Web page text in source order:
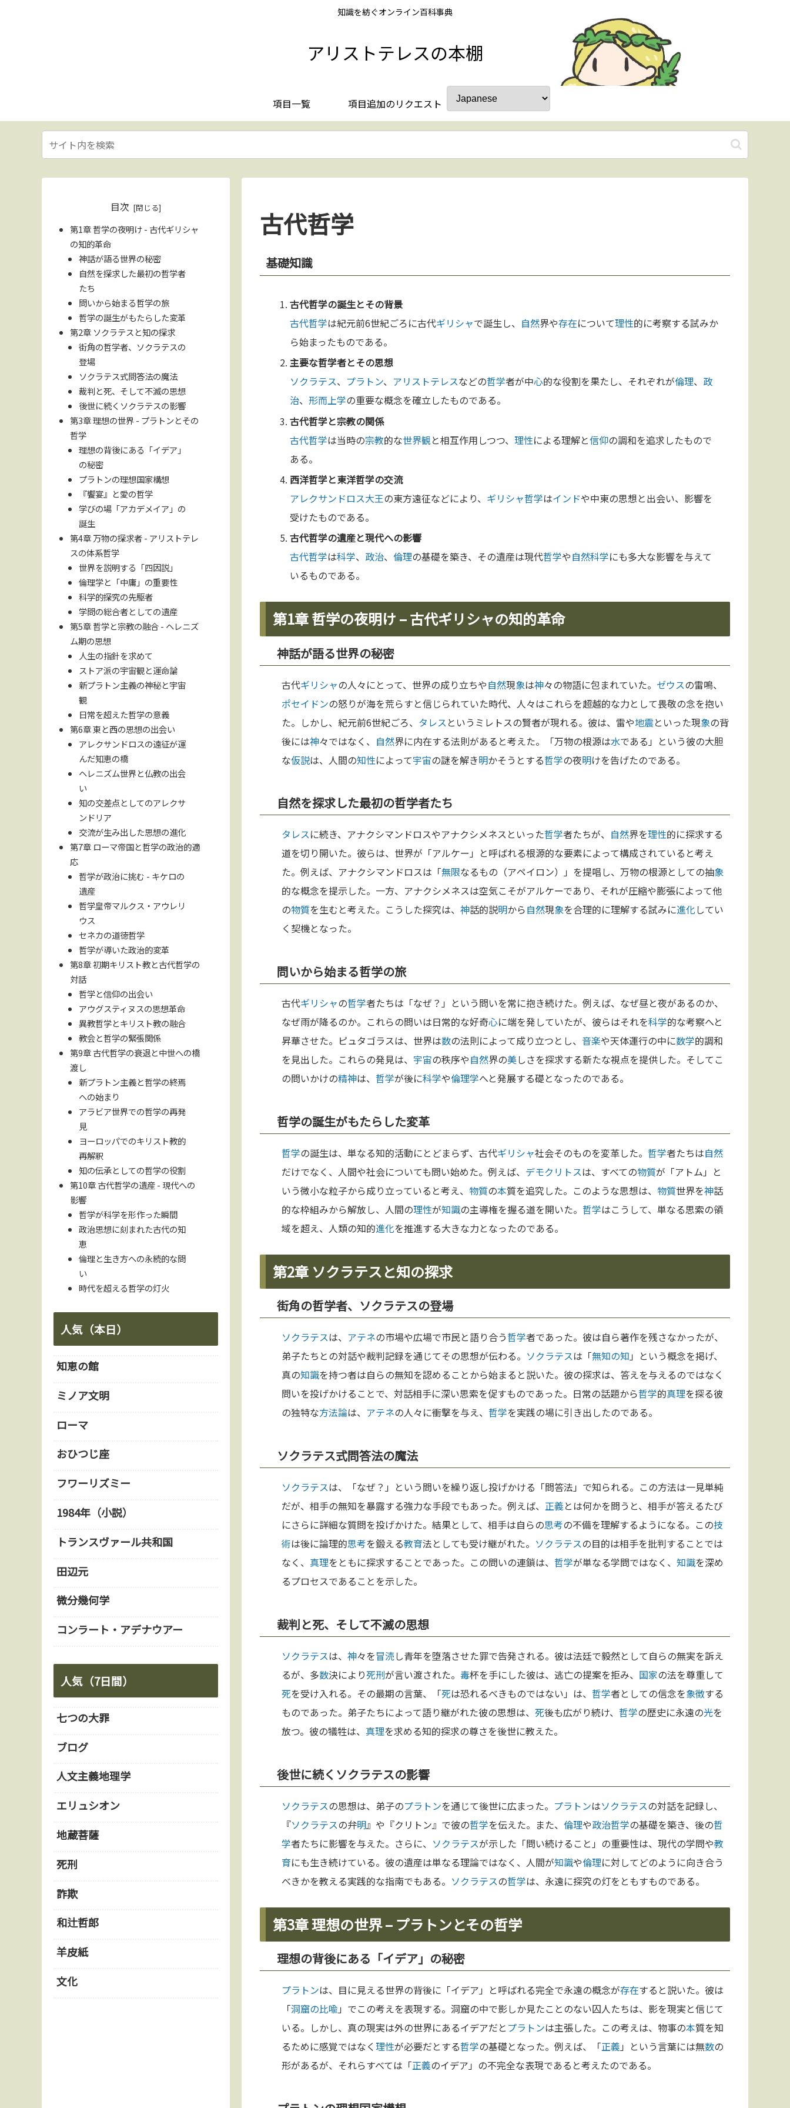
知識を紡ぐオンライン百科事典
アリストテレスの本棚
項目一覧 項目追加のリクエスト
古代哲学
基礎知識
古代哲学の誕生とその背景
古代哲学は紀元前6世紀ごろに古代ギリシャで誕生し、 自然界や存在について理性的に考察する試みか
ら始まったものである。
主要な哲学者とその思想
ソクラテス、 プラトン、 アリストテレスなどの哲学者が中心的な役割を果たし、それぞれが倫理、 政
治、形而上学の重要な概念を確立したものである。
古代哲学と宗教の関係
古代哲学は当時の宗教的な世界観と相互作用しつつ、理性による理解と信仰の調和を追求したもので
ある。
西洋哲学と東洋哲学の交流
アレクサンドロス大王の東方遠征などにより、 ギリシャ哲学はインドや中東の思想と出会い、影響を
受けたものである。
古代哲学の遺産と現代への影響
古代哲学は科学、 政治、倫理の基礎を築き、その遺産は現代哲学や自然科学にも多大な影響を与えて
いるものである。
第1章 哲学の夜明け – 古代ギリシャの知的革命
神話が語る世界の秘密
古代ギリシャの人々にとって、世界の成り立ちや自然現象は神々の物語に包まれていた。 ゼウスの雷鳴、
ポセイドンの怒りが海を荒らすと信じられていた時代、人々はこれらを超越的な力として畏敬の念を抱い
た。しかし、紀元前6世紀ごろ、 タレス というミレトスの賢者が現れる。彼は、雷や地震といった現象の背
後には神々ではなく、 自然界に内在する法則があると考えた。「万物の根源は水である」という彼の大胆
な仮説は、人間の知性によって宇宙の謎を解き明かそうとする哲学の夜明けを告げたのである。
自然を探求した最初の哲学者たち
タレスに続き、アナクシマンドロスやアナクシメネスといった哲学者たちが、 自然界を理性的に探求する
道を切り開いた。彼らは、世界が「アルケー」と呼ばれる根源的な要素によって構成されていると考え
た。例えば、アナクシマンドロスは「無限なるもの（アペイロン）」を提唱し、万物の根源としての抽象
的な概念を提示した。一方、アナクシメネスは空気こそがアルケーであり、それが圧縮や膨張によって他
の物質を生むと考えた。こうした探究は、 神話的説明から自然現象を合理的に理解する試みに進化してい
く契機となった。
問いから始まる哲学の旅
古代ギリシャの哲学者たちは「なぜ？」という問いを常に抱き続けた。例えば、なぜ昼と夜があるのか、
なぜ雨が降るのか。これらの問いは日常的な好奇心に端を発していたが、彼らはそれを科学的な考察へと
昇華させた。ピュタゴラスは、世界は数の法則によって成り立つとし、 音楽や天体運行の中に数学的調和
を見出した。これらの発見は、 宇宙の秩序や自然界の美しさを探求する新たな視点を提供した。そしてこ
の問いかけの精神は、 哲学が後に科学や倫理学へと発展する礎となったのである。
哲学の誕生がもたらした変革
哲学の誕生は、単なる知的活動にとどまらず、古代ギリシャ社会そのものを変革した。 哲学者たちは自然
だけでなく、人間や社会についても問い始めた。例えば、 デモクリトスは、すべての物質が「アトム」と
いう微小な粒子から成り立っていると考え、 物質の本質を追究した。このような思想は、 物質世界を神話
的な枠組みから解放し、人間の理性が知識の主導権を握る道を開いた。 哲学はこうして、単なる思索の領
域を超え、人類の知的進化を推進する大きな力となったのである。
第2章 ソクラテスと知の探求
街角の哲学者、ソクラテスの登場
ソクラテスは、 アテネの市場や広場で市民と語り合う哲学者であった。彼は自ら著作を残さなかったが、
弟子たちとの対話や裁判記録を通じてその思想が伝わる。 ソクラテスは「無知の知 」という概念を掲げ、
真の知識を持つ者は自らの無知を認めることから始まると説いた。彼の探求は、答えを与えるのではなく
問いを投げかけることで、対話相手に深い思索を促すものであった。日常の話題から哲学的真理を探る彼
の独特な方法論は、 アテネの人々に衝撃を与え、 哲学を実践の場に引き出したのである。
ソクラテス式問答法の魔法
ソクラテスは、「なぜ？」という問いを繰り返し投げかける「問答法」で知られる。この方法は一見単純
だが、相手の無知を暴露する強力な手段でもあった。例えば、 正義とは何かを問うと、相手が答えるたび
にさらに詳細な質問を投げかけた。結果として、相手は自らの思考の不備を理解するようになる。この技
術は後に論理的思考を鍛える教育法としても受け継がれた。 ソクラテスの目的は相手を批判することでは
なく、 真理をともに探求することであった。この問いの連鎖は、 哲学が単なる学問ではなく、 知識を深め
るプロセスであることを示した。
裁判と死、そして不滅の思想
ソクラテスは、 神々を冒涜し青年を堕落させた罪で告発される。彼は法廷で毅然として自らの無実を訴え
るが、多数決により死刑が言い渡された。 毒杯を手にした彼は、逃亡の提案を拒み、 国家の法を尊重して
死を受け入れる。その最期の言葉、「死は恐れるべきものではない」は、 哲学者としての信念を象徴する
ものであった。弟子たちによって語り継がれた彼の思想は、 死後も広がり続け、 哲学の歴史に永遠の光を
放つ。彼の犠牲は、 真理を求める知的探求の尊さを後世に教えた。
後世に続くソクラテスの影響
ソクラテスの思想は、弟子のプラトンを通じて後世に広まった。 プラトンはソクラテスの対話を記録し、
『ソクラテスの弁明』や『クリトン』で彼の哲学を伝えた。また、 倫理や政治哲学の基礎を築き、後の哲
学者たちに影響を与えた。さらに、 ソクラテスが示した「問い続けること」の重要性は、現代の学問や教
育にも生き続けている。彼の遺産は単なる理論ではなく、人間が知識や倫理に対してどのように向き合う
べきかを教える実践的な指南でもある。 ソクラテスの哲学は、永遠に探究の灯をともすものである。
第3章 理想の世界 – プラトンとその哲学
理想の背後にある「イデア」の秘密
プラトンは、目に見える世界の背後に「イデア」と呼ばれる完全で永遠の概念が存在すると説いた。彼は
「洞窟の比喩 」でこの考えを表現する。洞窟の中で影しか見たことのない囚人たちは、影を現実と信じて
いる。しかし、真の現実は外の世界にあるイデアだと プラトンは主張した。この考えは、物事の本質を知
るために感覚ではなく理性が必要だとする哲学の基礎となった。例えば、「正義 」という言葉には無数の
形があるが、それらすべては「正義のイデア」の不完全な表現であると考えたのである。
目次
第1章 哲学の夜明け - 古代ギリシャ
の知的革命
神話が語る世界の秘密
自然を探求した最初の哲学者
たち
問いから始まる哲学の旅
哲学の誕生がもたらした変革
第2章 ソクラテスと知の探求
街角の哲学者、ソクラテスの
登場
ソクラテス式問答法の魔法
裁判と死、そして不滅の思想
後世に続くソクラテスの影響
第3章 理想の世界 - プラトンとその
哲学
理想の背後にある「イデア」
の秘密
プラトンの理想国家構想
『饗宴』と愛の哲学
学びの場「アカデメイア」の
誕生
第4章 万物の探求者 - アリストテレ
スの体系哲学
世界を説明する「四因説」
倫理学と「中庸」の重要性
科学的探究の先駆者
学問の総合者としての遺産
第5章 哲学と宗教の融合 - ヘレニズ
ム期の思想
人生の指針を求めて
ストア派の宇宙観と運命論
新プラトン主義の神秘と宇宙
観
日常を超えた哲学の意義
第6章 東と西の思想の出会い
アレクサンドロスの遠征が運
んだ知恵の橋
ヘレニズム世界と仏教の出会
い
知の交差点としてのアレクサ
ンドリア
交流が生み出した思想の進化
第7章 ローマ帝国と哲学の政治的適
応
哲学が政治に挑む - キケロの
遺産
哲学皇帝マルクス・アウレリ
ウス
セネカの道徳哲学
哲学が導いた政治的変革
第8章 初期キリスト教と古代哲学の
対話
哲学と信仰の出会い
アウグスティヌスの思想革命
異教哲学とキリスト教の融合
教会と哲学の緊張関係
第9章 古代哲学の衰退と中世への橋
渡し
新プラトン主義と哲学の終焉
への始まり
アラビア世界での哲学の再発
見
ヨーロッパでのキリスト教的
再解釈
知の伝承としての哲学の役割
第10章 古代哲学の遺産 - 現代への
影響
哲学が科学を形作った瞬間
政治思想に刻まれた古代の知
恵
倫理と生き方への永続的な問
い
時代を超える哲学の灯火
人気（本日）
知恵の館
ミノア文明
ローマ
おひつじ座
フワーリズミー
1984年（小説）
トランスヴァール共和国
田辺元
微分幾何学
コンラート・アデナウアー
人気（7日間）
七つの大罪
ブログ
人文主義地理学
エリュシオン
地蔵菩薩
死刑
詐欺
和辻哲郎
羊皮紙
文化